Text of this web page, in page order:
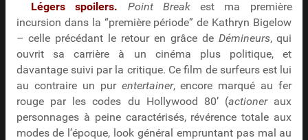
Légers spoilers. Point Breakest ma première
incursion dans la “première période” de Kathryn Bigelow
– celle précédant le retour en grâce de Démineurs, qui
ouvrit sa carrière à un cinéma plus politique, et
davantage suivi par la critique. Ce film de surfeurs est lui
au contraire un pur entertainer, encore marqué au fer
rouge par les codes du Hollywood 80’ (actioneraux
personnages à peine caractérisés, révérence totale aux
modes de l’époque, look général empruntant pas mal au